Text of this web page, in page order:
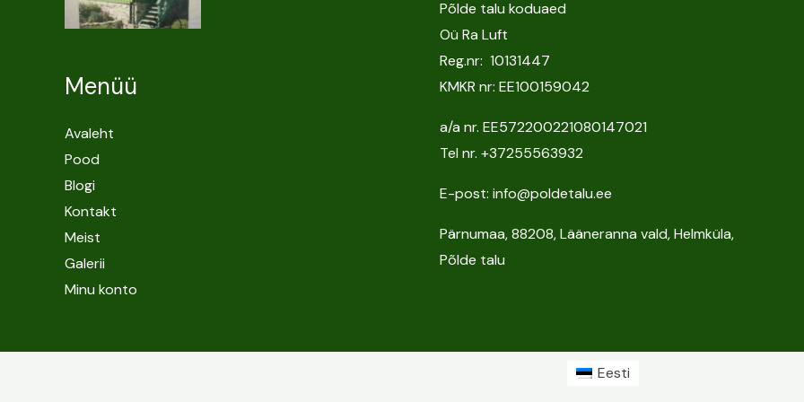
Menüü
Avaleht
Pood
Blogi
Kontakt
Meist
Galerii
Minu konto
Põlde talu koduaed
Oü Ra Luft
Reg.nr: 10131447
KMKR nr: EE100159042
a/a nr. EE572200221080147021
Tel nr. +37255563932
E-post: info@poldetalu.ee
Pärnumaa, 88208, Lääneranna vald, Helmküla,
Põlde talu
Eesti